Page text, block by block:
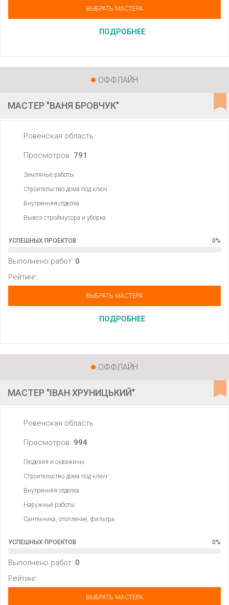
ВЫБРАТЬ МАСТЕРА
ПОДРОБНЕЕ
ОФФЛАЙН
МАСТЕР "ВАНЯ БРОВЧУК"
Ровенская область
Просмотров: 791
Земляные работы
Строительство дома под ключ
Внутренняя отделка
Вывоз строймусора и уборка
УСПЕШНЫХ ПРОЕКТОВ 0%
Выполнено работ: 0
Рейтинг:
ВЫБРАТЬ МАСТЕРА
ПОДРОБНЕЕ
ОФФЛАЙН
МАСТЕР "ІВАН ХРУНИЦЬКИЙ"
Ровенская область
Просмотров: 994
Геодезия и скважины
Строительство дома под ключ
Внутренняя отделка
Наружные работы
Сантехника, отопление, фильтра
УСПЕШНЫХ ПРОЕКТОВ 0%
Выполнено работ: 0
Рейтинг:
ВЫБРАТЬ МАСТЕРА